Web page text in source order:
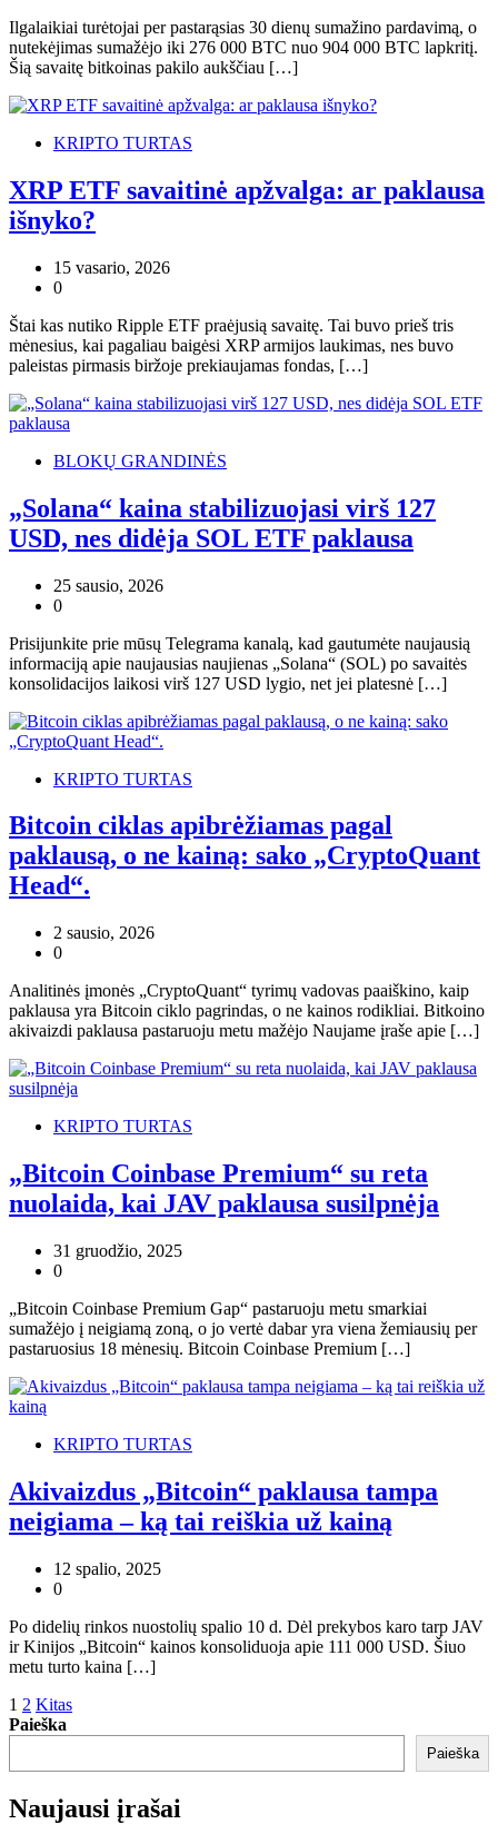
Ilgalaikiai turėtojai per pastarąsias 30 dienų sumažino pardavimą, o
nutekėjimas sumažėjo iki 276 000 BTC nuo 904 000 BTC lapkritį.
Šią savaitę bitkoinas pakilo aukščiau […]
KRIPTO TURTAS
XRP ETF savaitinė apžvalga: ar paklausa
išnyko?
15 vasario, 2026
0
Štai kas nutiko Ripple ETF praėjusią savaitę. Tai buvo prieš tris
mėnesius, kai pagaliau baigėsi XRP armijos laukimas, nes buvo
paleistas pirmasis biržoje prekiaujamas fondas, […]
BLOKŲ GRANDINĖS
„Solana“ kaina stabilizuojasi virš 127
USD, nes didėja SOL ETF paklausa
25 sausio, 2026
0
Prisijunkite prie mūsų Telegrama kanalą, kad gautumėte naujausią
informaciją apie naujausias naujienas „Solana“ (SOL) po savaitės
konsolidacijos laikosi virš 127 USD lygio, net jei platesnė […]
KRIPTO TURTAS
Bitcoin ciklas apibrėžiamas pagal
paklausą, o ne kainą: sako „CryptoQuant
Head“.
2 sausio, 2026
0
Analitinės įmonės „CryptoQuant“ tyrimų vadovas paaiškino, kaip
paklausa yra Bitcoin ciklo pagrindas, o ne kainos rodikliai. Bitkoino
akivaizdi paklausa pastaruoju metu mažėjo Naujame įraše apie […]
KRIPTO TURTAS
„Bitcoin Coinbase Premium“ su reta
nuolaida, kai JAV paklausa susilpnėja
31 gruodžio, 2025
0
„Bitcoin Coinbase Premium Gap“ pastaruoju metu smarkiai
sumažėjo į neigiamą zoną, o jo vertė dabar yra viena žemiausių per
pastaruosius 18 mėnesių. Bitcoin Coinbase Premium […]
KRIPTO TURTAS
Akivaizdus „Bitcoin“ paklausa tampa
neigiama – ką tai reiškia už kainą
12 spalio, 2025
0
Po didelių rinkos nuostolių spalio 10 d. Dėl prekybos karo tarp JAV
ir Kinijos „Bitcoin“ kainos konsoliduoja apie 111 000 USD. Šiuo
metu turto kaina […]
Posts
pagination
1 2 Kitas
Paieška
Paieška
Naujausi įrašai